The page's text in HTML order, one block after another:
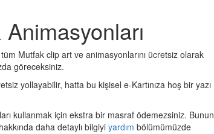
Mutfak clip art ve animasyonlarını ücretsiz olarak
göreceksiniz.
yollayabilir, hatta bu kişisel e-Kartınıza hoş bir yazı
kullanmak için ekstra bir masraf ödemezsiniz. Bunun
daha detaylı bilgiyi yardım bölümümüzde